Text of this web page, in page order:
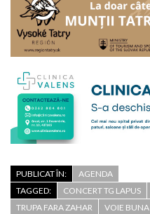
PUBLICAT ÎN:
AGENDA
TAGGED:
CONCERT TG LAPUS
TRUPA FARA ZAHAR
VOIE BUNA